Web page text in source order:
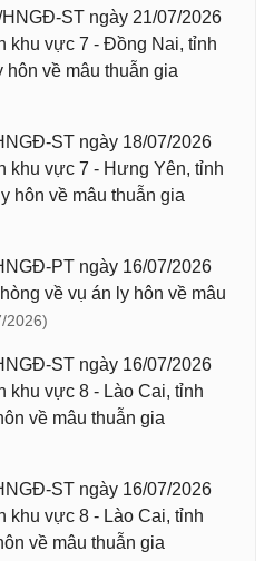
ST ngày 21/07/2026
khu vực 7 - Đồng Nai, tỉnh
về mâu thuẫn gia
ST ngày 18/07/2026
khu vực 7 - Hưng Yên, tỉnh
hôn về mâu thuẫn gia
PT ngày 16/07/2026
về vụ án ly hôn về mâu
2026)
ST ngày 16/07/2026
khu vực 8 - Lào Cai, tỉnh
về mâu thuẫn gia
ST ngày 16/07/2026
khu vực 8 - Lào Cai, tỉnh
về mâu thuẫn gia